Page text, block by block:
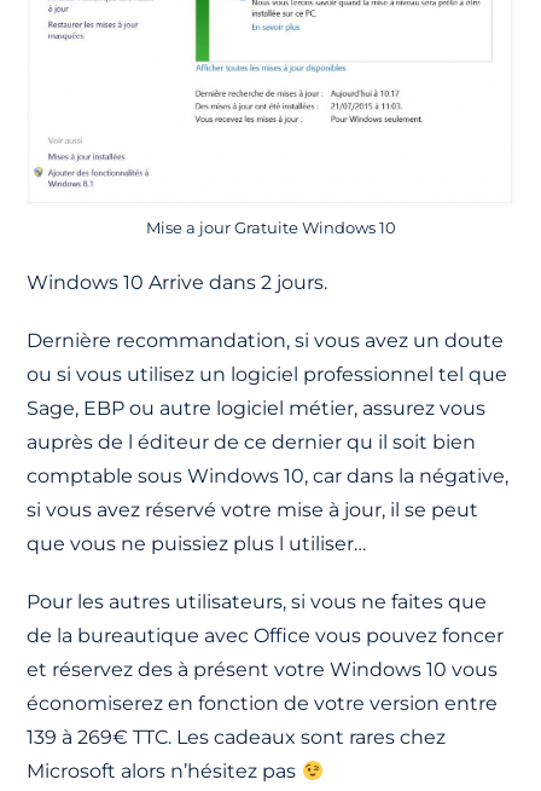
Mise a jour Gratuite Windows 10
Windows 10 Arrive dans 2 jours.
Dernière recommandation, si vous avez un doute
ou si vous utilisez un logiciel professionnel tel que
Sage, EBP ou autre logiciel métier, assurez vous
auprès de l éditeur de ce dernier qu il soit bien
comptable sous Windows 10, car dans la négative,
si vous avez réservé votre mise à jour, il se peut
que vous ne puissiez plus l utiliser…
Pour les autres utilisateurs, si vous ne faites que
de la bureautique avec Office vous pouvez foncer
et réservez des à présent votre Windows 10 vous
économiserez en fonction de votre version entre
139 à 269€ TTC. Les cadeaux sont rares chez
Microsoft alors n’hésitez pas